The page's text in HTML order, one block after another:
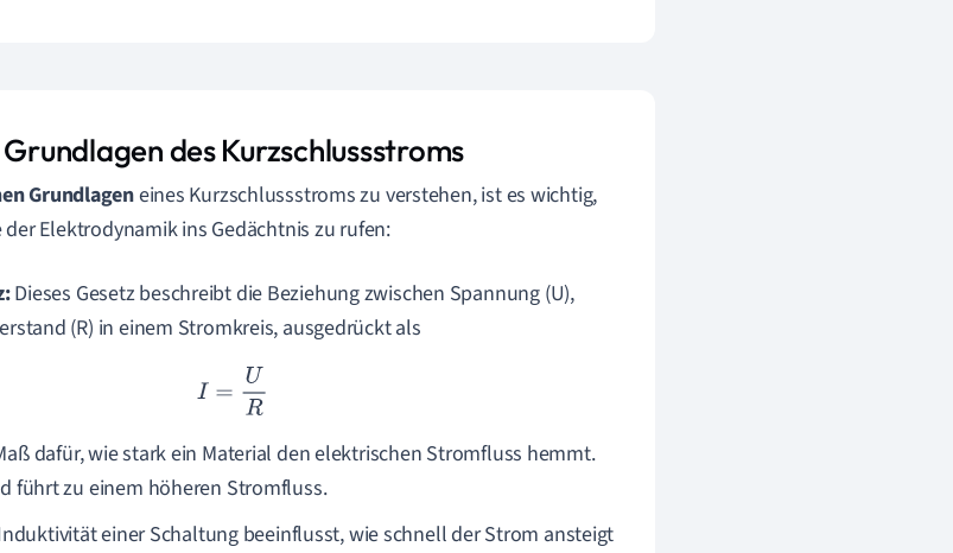
des Kurzschlussstroms
Grundlageneines Kurzschlussstroms zu verstehen, ist es wichtig,
Elektrodynamik ins Gedächtnis zu rufen:
Dieses Gesetz beschreibt die Beziehung zwischen Spannung (U),
(R) in einem Stromkreis, ausgedrückt als
I=U R
dafür, wie stark ein Material den elektrischen Stromfluss hemmt.
führt zu einem höheren Stromfluss.
einer Schaltung beeinflusst, wie schnell der Strom ansteigt